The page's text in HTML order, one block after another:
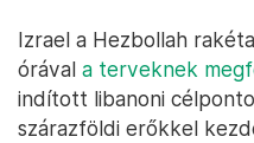
Izrael a Hezbollah
órával a terveknek
indított libanoni
szárazföldi erőkkel